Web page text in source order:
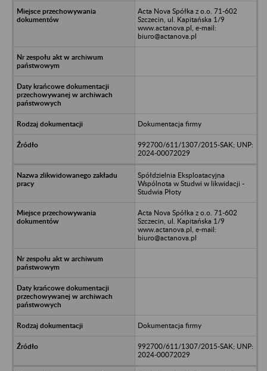
Acta Nova Spółka z o.o. 71-602
Szczecin, ul. Kapitańska 1/9
www.actanova.pl, e-mail:
biuro@actanova.pl
Dokumentacja firmy
992700/611/1307/2015-SAK; UNP:
2024-00072029
Spółdzielnia Eksploatacyjna
Wspólnota w Studwi w likwidacji -
Studwia Płoty
Acta Nova Spółka z o.o. 71-602
Szczecin, ul. Kapitańska 1/9
www.actanova.pl, e-mail:
biuro@actanova.pl
Dokumentacja firmy
992700/611/1307/2015-SAK; UNP:
2024-00072029